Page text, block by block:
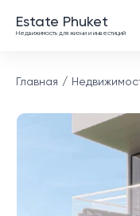
Estate Phuket
Недвижимость для жизни и инвестиций
Главная